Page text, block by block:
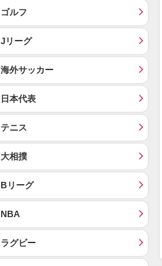
ゴルフ
Jリーグ
海外サッカー
日本代表
テニス
大相撲
Bリーグ
NBA
ラグビー